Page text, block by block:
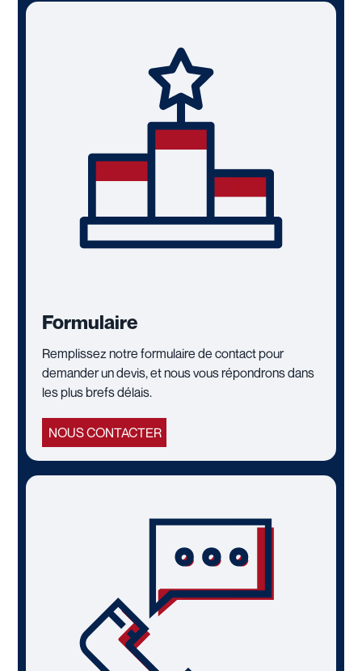
Formulaire
Remplissez notre formulaire de contact pour
demander un devis, et nous vous répondrons dans
les plus brefs délais.
NOUS CONTACTER